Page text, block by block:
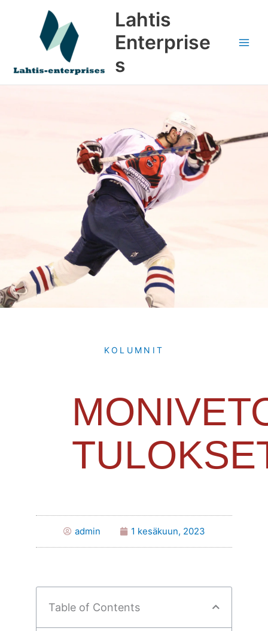
Lahtis
Enterprise
s
KOLUMNIT
admin 1 kesäkuun, 2023
Table of Contents